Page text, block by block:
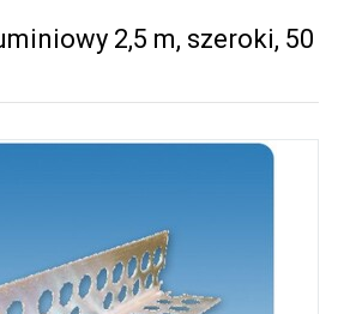
2,5 m, szeroki, 50